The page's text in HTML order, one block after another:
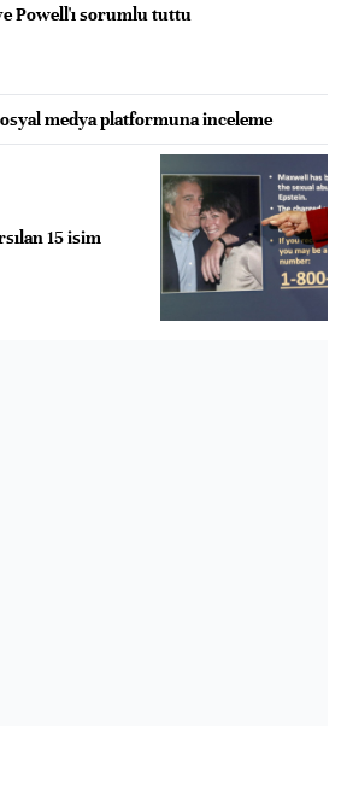
Powell'ı sorumlu tuttu
medya platformuna inceleme
15 isim